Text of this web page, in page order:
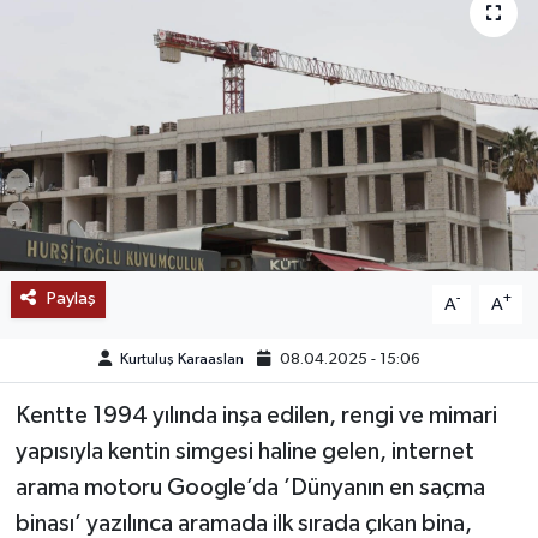
Paylaş A- A+
Kurtuluş Karaaslan 08.04.2025 - 15:06
Kentte 1994 yılında inşa edilen, rengi ve mimari
yapısıyla kentin simgesi haline gelen, internet
arama motoru Google’da ’Dünyanın en saçma
binası’ yazılınca aramada ilk sırada çıkan bina,
BÖLGE
KEŞFET
POPÜLER
DÜNYA
TREND
OTOMOTİV